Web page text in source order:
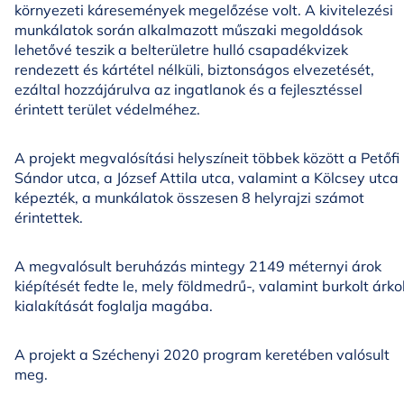
környezeti káresemények megelőzése volt. A kivitelezési
munkálatok során alkalmazott műszaki megoldások
lehetővé teszik a belterületre hulló csapadékvizek
rendezett és kártétel nélküli, biztonságos elvezetését,
ezáltal hozzájárulva az ingatlanok és a fejlesztéssel
érintett terület védelméhez.
A projekt megvalósítási helyszíneit többek között a Petőfi
Sándor utca, a József Attila utca, valamint a Kölcsey utca
képezték, a munkálatok összesen 8 helyrajzi számot
érintettek.
A megvalósult beruházás mintegy 2149 méternyi árok
kiépítését fedte le, mely földmedrű-, valamint burkolt
kialakítását foglalja magába.
A projekt a Széchenyi 2020 program keretében valósult
meg.